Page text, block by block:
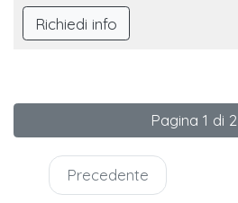
Richiedi info
Pagina 1 di 2
Precedente